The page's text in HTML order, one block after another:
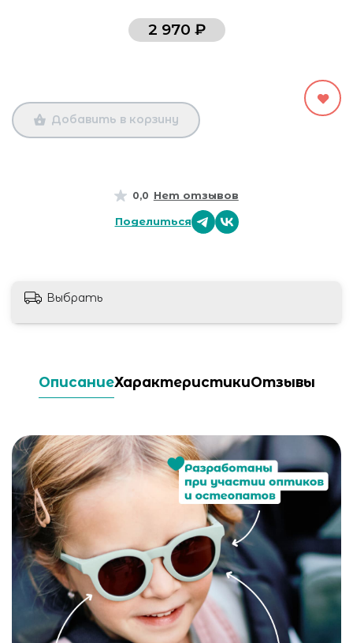
0,0 Нет отзывов
Поделиться
2 970 ₽
Добавить в корзину
Выбрать
ОписаниеХарактеристикиОтзывы